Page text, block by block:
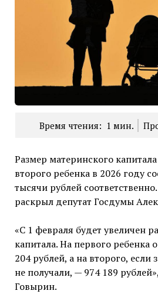
Время чтения: 1 мин.
Размер материнского
второго ребенка в 2026 году
тысячи рублей
раскрыл депутат Госдумы
«С 1 февраля будет увеличен
капитала. На первого ребенка
204 рублей, а на второго, если
не получали, — 974 189
Говырин.